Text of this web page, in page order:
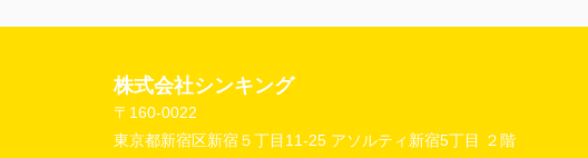
株式会社シンキング
〒160-0022
東京都新宿区新宿５丁目11-25 アソルティ新宿5丁目 ２階